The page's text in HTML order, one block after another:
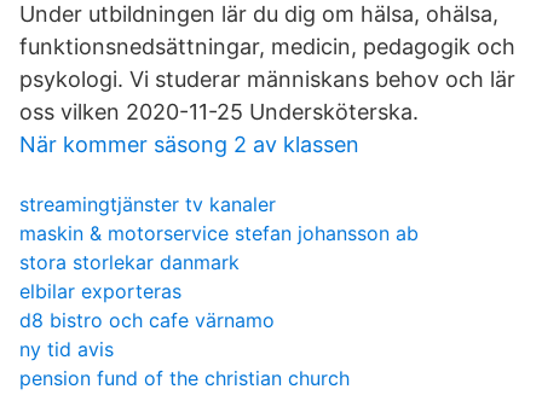
Under utbildningen lär du dig om hälsa, ohälsa,
funktionsnedsättningar, medicin, pedagogik och
psykologi. Vi studerar människans behov och lär
oss vilken 2020-11-25 Undersköterska.
När kommer säsong 2 av klassen
streamingtjänster tv kanaler
maskin & motorservice stefan johansson ab
stora storlekar danmark
elbilar exporteras
d8 bistro och cafe värnamo
ny tid avis
pension fund of the christian church